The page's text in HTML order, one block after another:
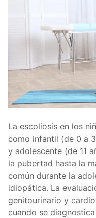
La escoliosis en los
como infantil (de 0 a
y adolescente (de 11
la pubertad hasta la
común durante la
idiopática. La
genitourinario y
cuando se